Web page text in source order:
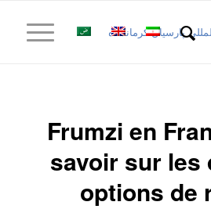
Frumzi en
savoir sur les
options de